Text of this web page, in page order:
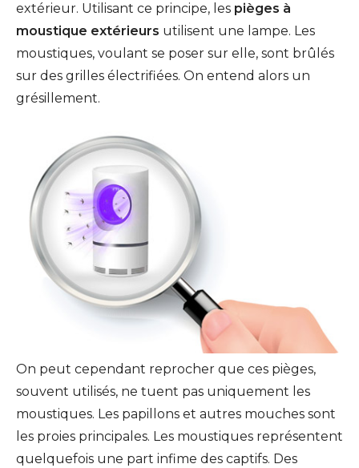
extérieur. Utilisant ce principe, les pièges à
moustique extérieurs utilisent une lampe. Les
moustiques, voulant se poser sur elle, sont brûlés
sur des grilles électrifiées. On entend alors un
grésillement.
On peut cependant reprocher que ces pièges,
souvent utilisés, ne tuent pas uniquement les
moustiques. Les papillons et autres mouches sont
les proies principales. Les moustiques représentent
quelquefois une part infime des captifs. Des